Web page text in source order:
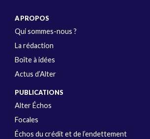
A PROPOS
Qui sommes-nous ?
La rédaction
Boîte à idées
Actus d’Alter
PUBLICATIONS
Alter Échos
Focales
Échos du crédit et de l’endettement